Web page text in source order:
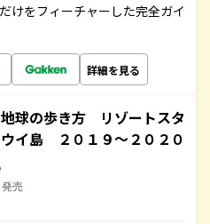
けをフィーチャーした完全ガイ
詳細を見る
球の歩き方 リゾートスタ
イ島 ２０１９～２０２０
売